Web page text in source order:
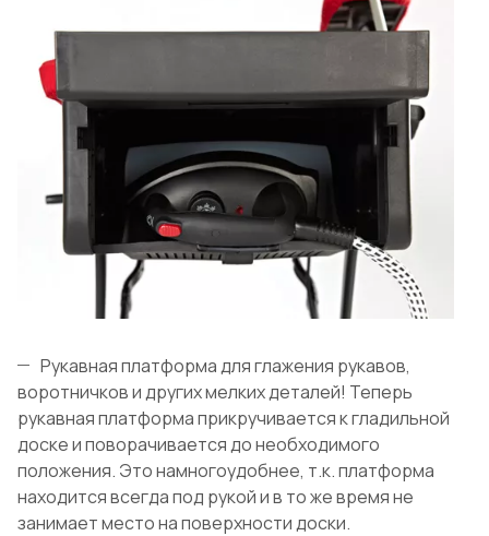
Рукавная платформа для глажения рукавов,
воротничков и других мелких деталей! Теперь
рукавная платформа прикручивается к гладильной
доске и поворачивается до необходимого
положения. Это намногоудобнее, т.к. платформа
находится всегда под рукой и в то же время не
занимает место на поверхности доски.